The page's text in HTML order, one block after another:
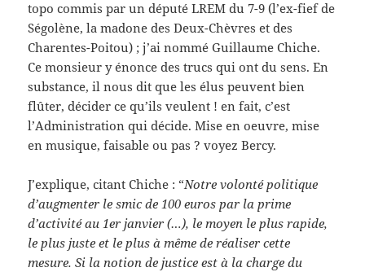
topo commis par un député LREM du 7-9 (l’ex-fief de
Ségolène, la madone des Deux-Chèvres et des
Charentes-Poitou) ; j’ai nommé Guillaume Chiche.
Ce monsieur y énonce des trucs qui ont du sens. En
substance, il nous dit que les élus peuvent bien
flûter, décider ce qu’ils veulent ! en fait, c’est
l’Administration qui décide. Mise en oeuvre, mise
en musique, faisable ou pas ? voyez Bercy.
J’explique, citant Chiche : “Notre volonté politique
d’augmenter le smic de 100 euros par la prime
d’activité au 1er janvier (…), le moyen le plus rapide,
le plus juste et le plus à même de réaliser cette
mesure. Si la notion de justice est à la charge du